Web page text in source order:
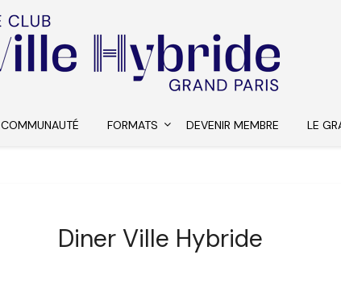
COMMUNAUTÉ FORMATS DEVENIR MEMBRE LE
Diner Ville Hybride